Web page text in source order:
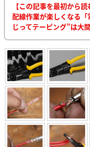
【この記事を最初から読
配線作業が楽しくなる
じってテーピング”は大